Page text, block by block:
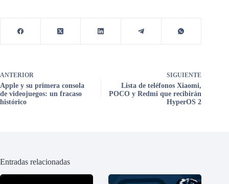
ANTERIOR
Apple y su primera consola
de videojuegos: un fracaso
histórico
SIGUIENTE
Lista de teléfonos Xiaomi,
POCO y Redmi que recibirán
HyperOS 2
Entradas relacionadas